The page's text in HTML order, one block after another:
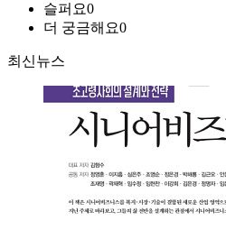
슬퍼요0
더 궁금해요0
최신뉴스